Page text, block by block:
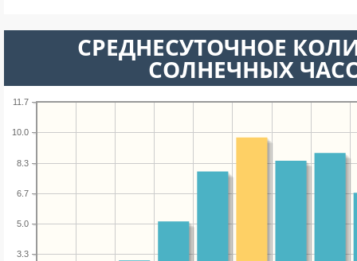
СРЕДНЕСУТОЧНОЕ
СОЛНЕЧНЫХ
3.3
5.0
6.7
8.3
10.0
11.7